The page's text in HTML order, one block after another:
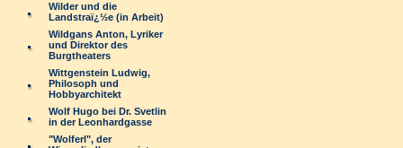
Wilder und die
Landstraï¿½e (in Arbeit)
Wildgans Anton, Lyriker
und Direktor des
Burgtheaters
Wittgenstein Ludwig,
Philosoph und
Hobbyarchitekt
Wolf Hugo bei Dr. Svetlin
in der Leonhardgasse
"Wolferl", der